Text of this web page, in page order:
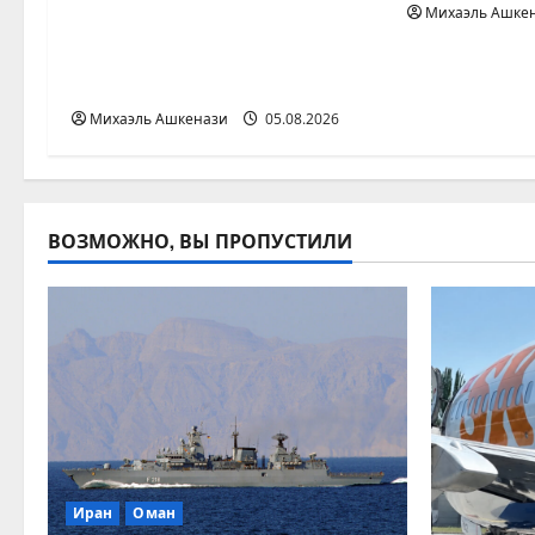
иМихаэль Ашкенази 05.08.2026
Михаэль
ВОЗМОЖНО, ВЫ ПРОПУСТИЛИ
Иран Оман